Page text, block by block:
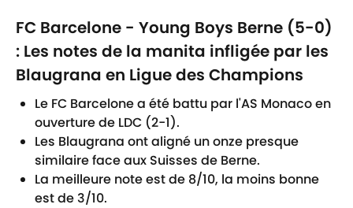
FC Barcelone - Young Boys Berne (5-0)
: Les notes de la manita infligée par les
Blaugrana en Ligue des Champions
Le FC Barcelone a été battu par l'AS Monaco en
ouverture de LDC (2-1).
Les Blaugrana ont aligné un onze presque
similaire face aux Suisses de Berne.
La meilleure note est de 8/10, la moins bonne
est de 3/10.